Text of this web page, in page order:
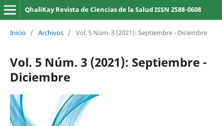
QhaliKay Revista de Ciencias de la Salud ISSN 2588-0608
Inicio / Archivos / Vol. 5 Núm. 3 (2021): Septiembre - Diciembre
Vol. 5 Núm. 3 (2021): Septiembre -
Diciembre